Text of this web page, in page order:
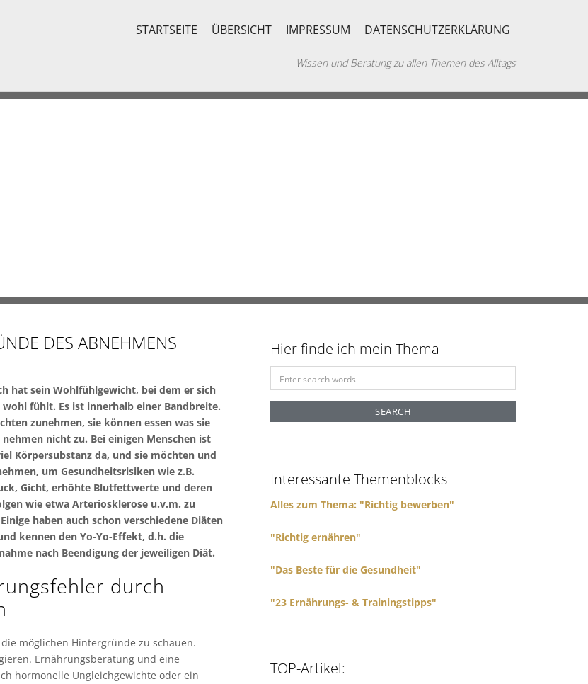
STARTSEITE ÜBERSICHT IMPRESSUM DATENSCHUTZERKLÄRUNG
Wissen und Beratung zu allen Themen des Alltags
DES ABNEHMENS
hat sein Wohlfühlgewicht, bei dem er sich
wohl fühlt. Es ist innerhalb einer Bandbreite.
zunehmen, sie können essen was sie
nicht zu. Bei einigen Menschen ist
Körpersubstanz da, und sie möchten und
um Gesundheitsrisiken wie z.B.
Gicht, erhöhte Blutfettwerte und deren
wie etwa Arteriosklerose u.v.m. zu
haben auch schon verschiedene Diäten
kennen den Yo-Yo-Effekt, d.h. die
nach Beendigung der jeweiligen Diät.
durch
möglichen Hintergründe zu schauen.
Ernährungsberatung und eine
hormonelle Ungleichgewichte oder ein
Hier finde ich mein Thema
e
r
f
o
r
Interessante Themenblocks
Alles zum Thema: "Richtig bewerben"
"Richtig ernähren"
"Das Beste für die Gesundheit"
"23 Ernährungs- & Trainingstipps"
TOP-Artikel: